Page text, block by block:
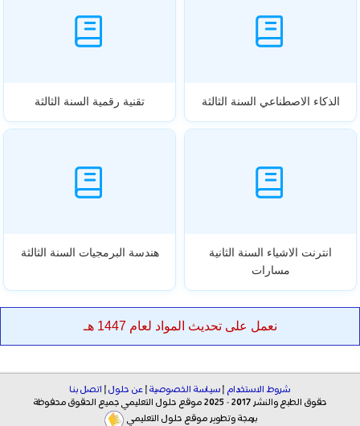
الذكاء الاصطناعي السنة الثالثة تقنية رقمية السنة الثالثة
انترنت الاشياء السنة الثانية
مسارات
هندسة البرمجيات السنة الثالثة
نعمل على تحديث المواد لعام 1447 هـ
شروط الاستخدام | سياسة الخصوصية | عن حلول | اتصل بنا
حقوق الطبع والنشر 2017 - 2025 موقع حلول التعليمي جميع الحقوق محفوظة
برمجة وتطوير موقع حلول التعليمي